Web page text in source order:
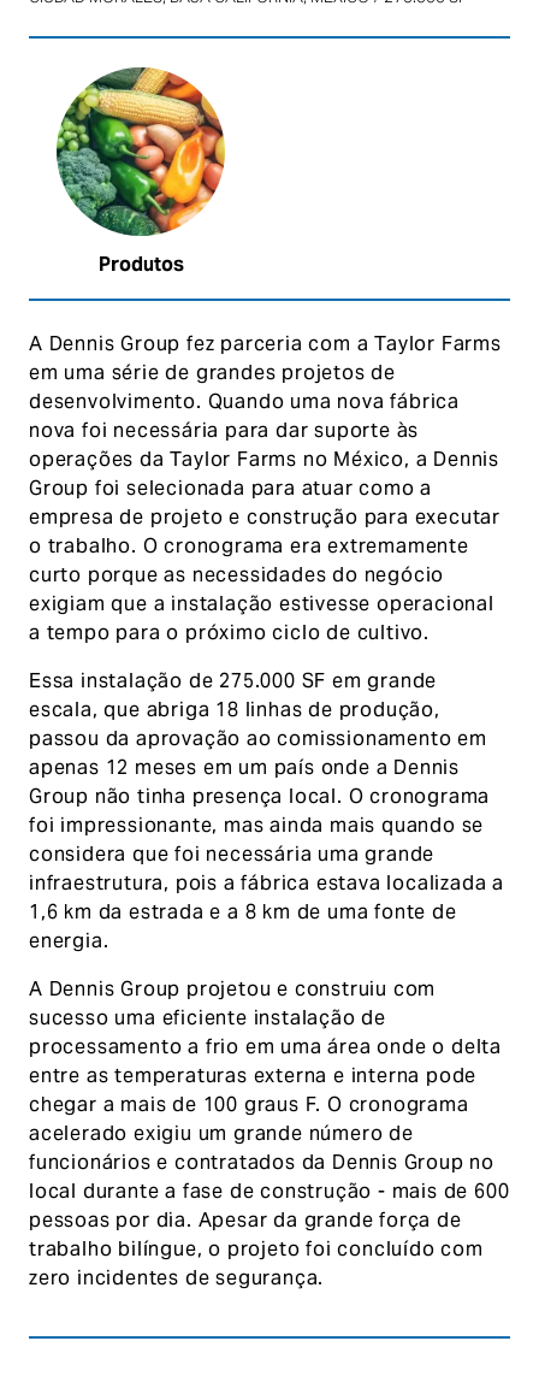
Produtos
A Dennis Group fez parceria com a Taylor Farms
em uma série de grandes projetos de
desenvolvimento. Quando uma nova fábrica
nova foi necessária para dar suporte às
operações da Taylor Farms no México, a Dennis
Group foi selecionada para atuar como a
empresa de projeto e construção para executar
o trabalho. O cronograma era extremamente
curto porque as necessidades do negócio
exigiam que a instalação estivesse operacional
a tempo para o próximo ciclo de cultivo.
Essa instalação de 275.000 SF em grande
escala, que abriga 18 linhas de produção,
passou da aprovação ao comissionamento em
apenas 12 meses em um país onde a Dennis
Group não tinha presença local. O cronograma
foi impressionante, mas ainda mais quando se
considera que foi necessária uma grande
infraestrutura, pois a fábrica estava localizada a
1,6 km da estrada e a 8 km de uma fonte de
energia.
A Dennis Group projetou e construiu com
sucesso uma eficiente instalação de
processamento a frio em uma área onde o delta
entre as temperaturas externa e interna pode
chegar a mais de 100 graus F. O cronograma
acelerado exigiu um grande número de
funcionários e contratados da Dennis Group no
local durante a fase de construção - mais de 600
pessoas por dia. Apesar da grande força de
trabalho bilíngue, o projeto foi concluído com
zero incidentes de segurança.